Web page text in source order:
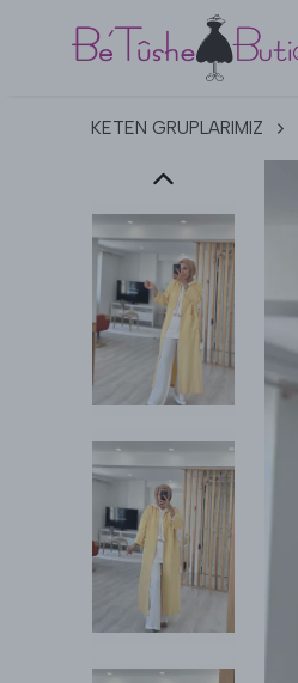
KETEN GRUPLARIMIZ